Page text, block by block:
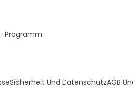
Programm
Sicherheit Und DatenschutzAGB